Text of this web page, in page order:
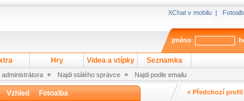
XChat v mobilu |
jméno
Hry Videa a vtípky Seznamka
administrátora Najdi stálého správce Najdi podle emailu
Vzhled
Fotoalba
« Předchozí profil